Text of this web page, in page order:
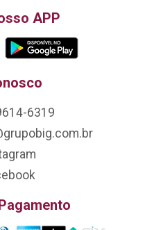
APP
6319